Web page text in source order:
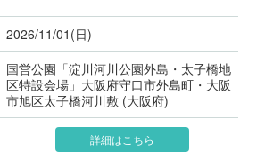
2026/11/01(日)
国営公園「淀川河川公園外島・太子橋地
区特設会場」大阪府守口市外島町・大阪
市旭区太子橋河川敷 (大阪府)
詳細はこちら